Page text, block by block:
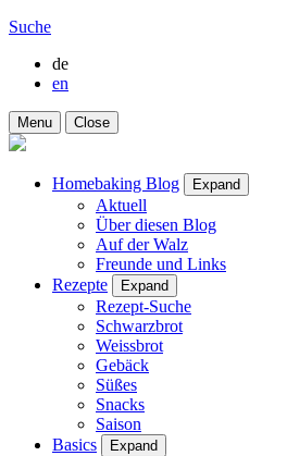
Suche
de
en
Menu Close
Homebaking Blog Expand
Aktuell
Über diesen Blog
Auf der Walz
Freunde und Links
Rezepte
Expand
Rezept-Suche
Schwarzbrot
Weissbrot
Gebäck
Süßes
Snacks
Saison
Basics
Expand